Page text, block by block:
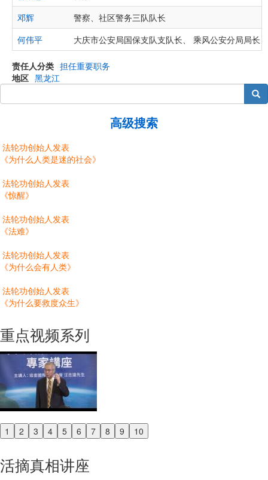
邓辉
警察、社区警务三队队长
何伟平
大庆市公安局国保支队支队长、 乘风公安分局局长
责任人分类 担任重要职务
地区 黑龙江
搜索
高级搜索
法轮功创始人发表
《为什么人类是迷的社会》
法轮功创始人发表
《惊醒》
法轮功创始人发表
《法难》
法轮功创始人发表
《为什么会有人类》
法轮功创始人发表
《为什么要救度众生》
重点视频系列
1 2 3 4 5 6 7 8 9 10
Previous
活摘真相讲座